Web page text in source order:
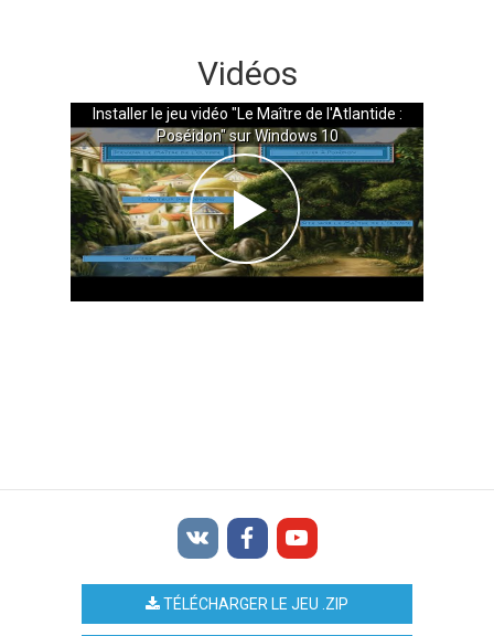
Vidéos
Installer le jeu vidéo "Le Maître de l'Atlantide :
Poséidon" sur Windows 10
TÉLÉCHARGER LE JEU .ZIP